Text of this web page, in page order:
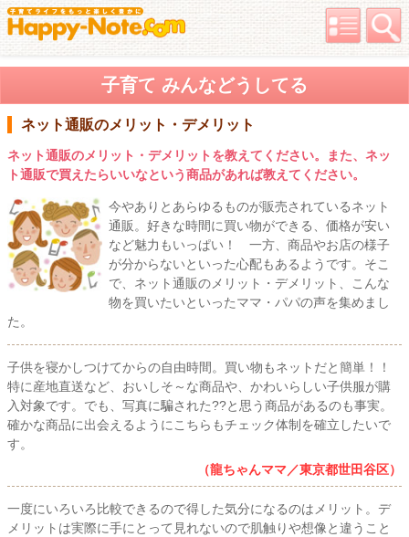
子育て みんなどうしてる
ネット通販のメリット・デメリット
ネット通販のメリット・デメリットを教えてください。また、ネッ
ト通販で買えたらいいなという商品があれば教えてください。
今やありとあらゆるものが販売されているネット
通販。好きな時間に買い物ができる、価格が安い
など魅力もいっぱい！ 一方、商品やお店の様子
が分からないといった心配もあるようです。そこ
で、ネット通販のメリット・デメリット、こんな
物を買いたいといったママ・パパの声を集めまし
た。
子供を寝かしつけてからの自由時間。買い物もネットだと簡単！！
特に産地直送など、おいしそ～な商品や、かわいらしい子供服が購
入対象です。でも、写真に騙された??と思う商品があるのも事実。
確かな商品に出会えるようにこちらもチェック体制を確立したいで
す。
（龍ちゃんママ／東京都世田谷区）
一度にいろいろ比較できるので得した気分になるのはメリット。デ
メリットは実際に手にとって見れないので肌触りや想像と違うこと